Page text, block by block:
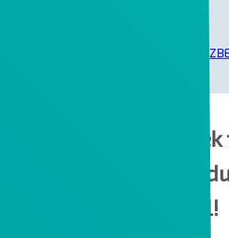
MICROSOFT LICENCEK
Amennyiben a
az érdeklődését,
hozzánk bizalommal!